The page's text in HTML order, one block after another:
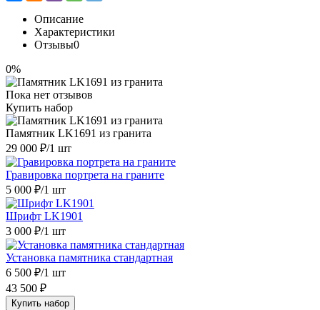
Описание
Характеристики
Отзывы0
0%
Пока нет отзывов
Купить набор
Памятник LK1691 из гранита
29 000 ₽/1 шт
Гравировка портрета на граните
5 000 ₽/1 шт
Шрифт LK1901
3 000 ₽/1 шт
Установка памятника стандартная
6 500 ₽/1 шт
43 500 ₽
Купить набор